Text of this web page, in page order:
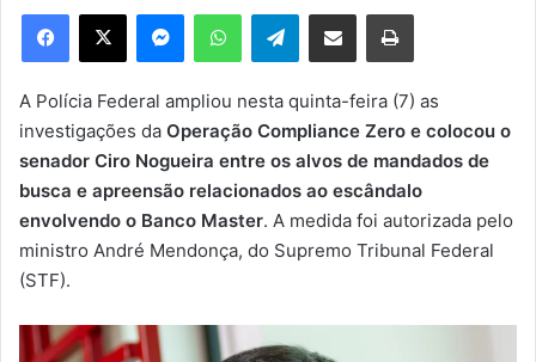
e
m
e
-
m
a
Telegram
A Polícia Federal ampliou nesta quinta-feira (7) as
investigações da Operação Compliance Zero e colocou o
senador Ciro Nogueira entre os alvos de mandados de
busca e apreensão relacionados ao escândalo
envolvendo o Banco Master. A medida foi autorizada pelo
ministro André Mendonça, do Supremo Tribunal Federal
(STF).